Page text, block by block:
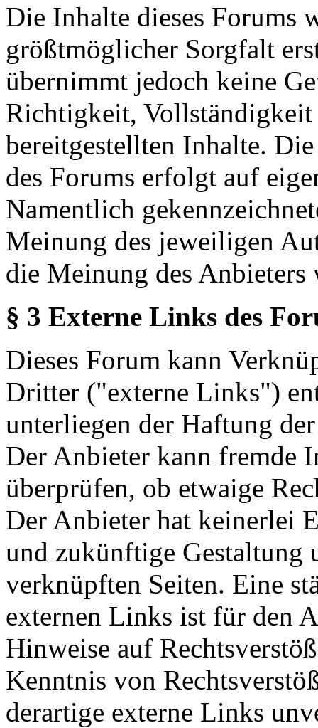
Die Inhalte dieses Forums
größtmöglicher Sorgfalt
übernimmt jedoch keine
Richtigkeit,
bereitgestellten Inhalte.
des Forums erfolgt auf
Namentlich
Meinung des jeweiligen
die Meinung des Anbieters
§ 3 Externe Links des
Dieses Forum kann
Dritter ("externe Links")
unterliegen der Haftung
Der Anbieter kann fremde
überprüfen, ob etwaige
Der Anbieter hat keinerlei
und zukünftige Gestaltung
verknüpften Seiten. Eine
externen Links ist für den
Hinweise auf
Kenntnis von
derartige externe Links